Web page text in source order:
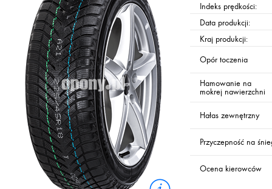
Indeks prędkości:
Data produkcji:
Kraj produkcji:
Opór toczenia
Hamowanie na
mokrej nawierzchni
Hałas zewnętrzny
Przyczepność na
Ocena kierowców